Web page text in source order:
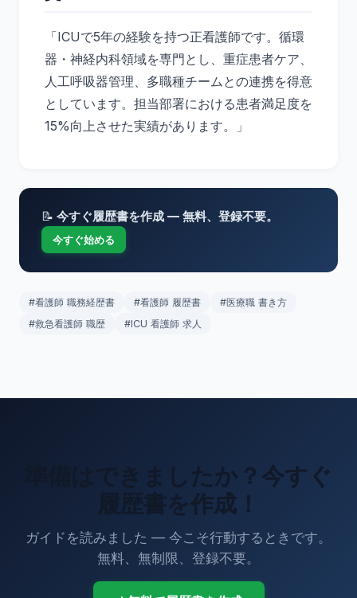
「ICUで5年の経験を持つ正看護師です。循環
器・神経内科領域を専門とし、重症患者ケア、
人工呼吸器管理、多職種チームとの連携を得意
としています。担当部署における患者満足度を
15%向上させた実績があります。」
📝 今すぐ履歴書を作成 — 無料、登録不要。
今すぐ始める
#看護師 職務経歴書 #看護師 履歴書
#医療職 書き方
#救急看護師 職歴
#ICU 看護師 求人
準備はできましたか？今すぐ
履歴書を作成！
ガイドを読みました — 今こそ行動するときです。
無料、無制限、登録不要。